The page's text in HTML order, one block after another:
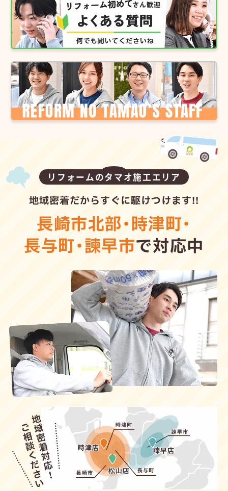
リフォームのタマオ施工エリア
地域密着だからすぐに駆けつけます!!
長崎市北部・時津町・
長与町・諫早市で対応中